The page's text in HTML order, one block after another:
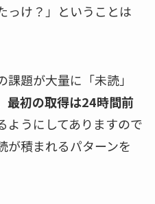
っけ？」ということは
題が大量に「未読」
最初の取得は24時間前
ようにしてありますので
が積まれるパターンを